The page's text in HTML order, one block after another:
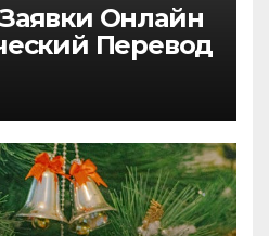
Онлайн
Перевод
Счёт.